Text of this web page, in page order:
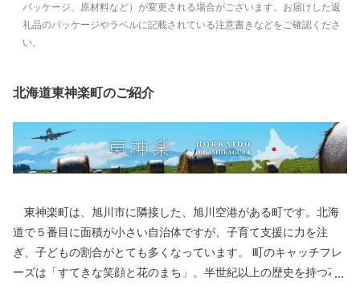
パッケージ、原材料など）が変更される場合がございます。お届けした返
礼品のパッケージやラベルに記載されている注意書きなどをご確認くださ
い。
北海道東神楽町のご紹介
東神楽町は、旭川市に隣接した、旭川空港がある町です。北海
道で５番目に面積が小さい自治体ですが、子育て支援に力を注
ぎ、子どもの割合がとても多くなっています。 町のキャッチフレ
ーズは「すてきな笑顔と花のまち」。半世紀以上の歴史を持つ花